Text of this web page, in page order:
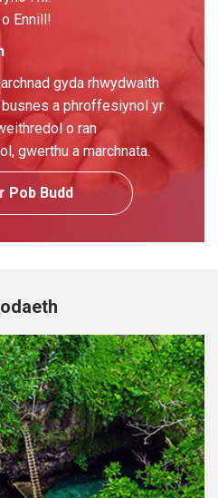
Ennill!
gyda rhwydwaith
a phroffesiynol yr
o ran
gwerthu a marchnata.
Pob Budd